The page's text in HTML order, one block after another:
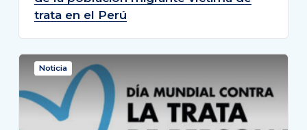
trata en el Perú
Noticia